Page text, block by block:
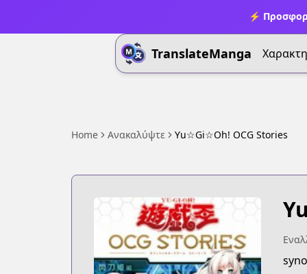
⚡
TranslateManga
Home Ανακαλύψτε Yu☆Gi☆Oh! OCG Stories